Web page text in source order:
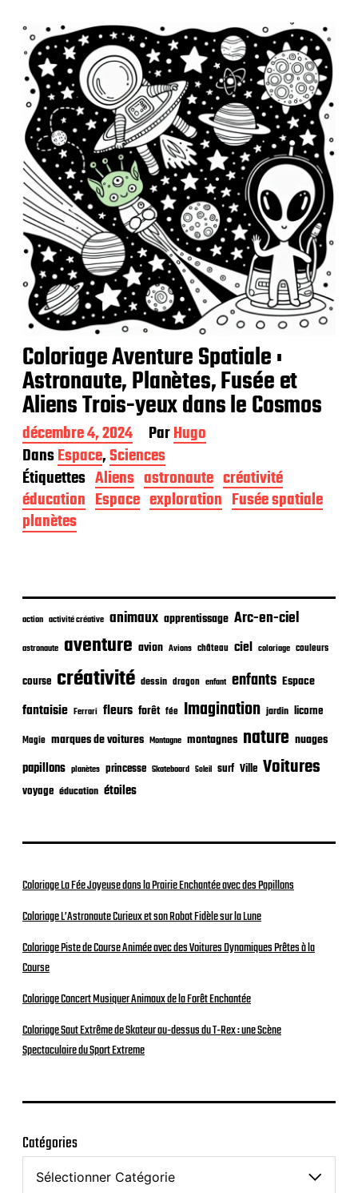
b
l
i
c
a
t
o
n
Coloriage Aventure Spatiale :
Astronaute, Planètes, Fusée et
Aliens Trois-yeux dans le Cosmos
D
a
t
e
d
e
p
i
a
t
i
o
n
décembre 4, 2024 ParHugo
DansEspace,Sciences
Étiquettes Aliens astronaute créativité
éducation Espace exploration Fusée spatiale
planètes
action activité créative animaux apprentissage Arc-en-ciel
astronaute aventure avion Avions château ciel coloriage couleurs
course créativité dessin dragon enfant enfants Espace
fantaisie Ferrari fleurs forêt fée Imagination jardin licorne
Magie marques de voitures Montagne montagnes nature nuages
papillons planètes princesse Skateboard Soleil surf Ville Voitures
voyage éducation étoiles
Coloriage La Fée Joyeuse dans la Prairie Enchantée avec des Papillons
Coloriage L’Astronaute Curieux et son Robot Fidèle sur la Lune
Coloriage Piste de Course Animée avec des Voitures Dynamiques Prêtes à la
Course
Coloriage Concert Musiquer Animaux de la Forêt Enchantée
Coloriage Saut Extrême de Skateur au-dessus du T-Rex : une Scène
Spectaculaire du Sport Extreme
Catégories